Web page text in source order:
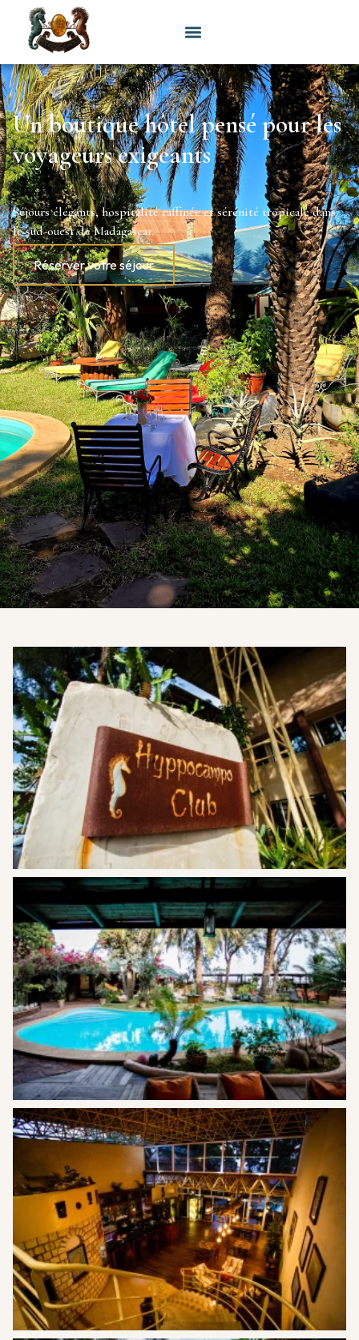
Un boutique hôtel pensé pour les
voyageurs exigeants
Séjours élégants, hospitalité raffinée et sérénité tropicale dans
le sud-ouest de Madagascar.
Réserver votre séjour